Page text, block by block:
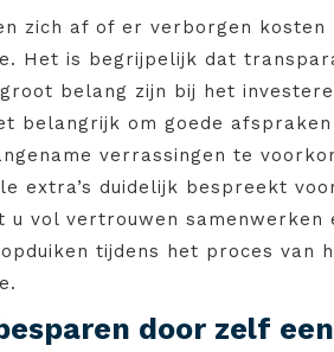
zich af of er verborgen
Het is begrijpelijk dat
belang zijn bij het
belangrijk om goede
verrassingen te
extra’s duidelijk bespreekt
u vol vertrouwen
tijdens het proces van
door zelf